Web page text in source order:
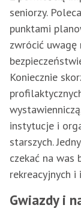
seniorzy.
punktami
zwrócić uwagę
Koniecznie
instytucje i
starszych.
czekać na was
rekreacyjnych i
Gwiazdy i